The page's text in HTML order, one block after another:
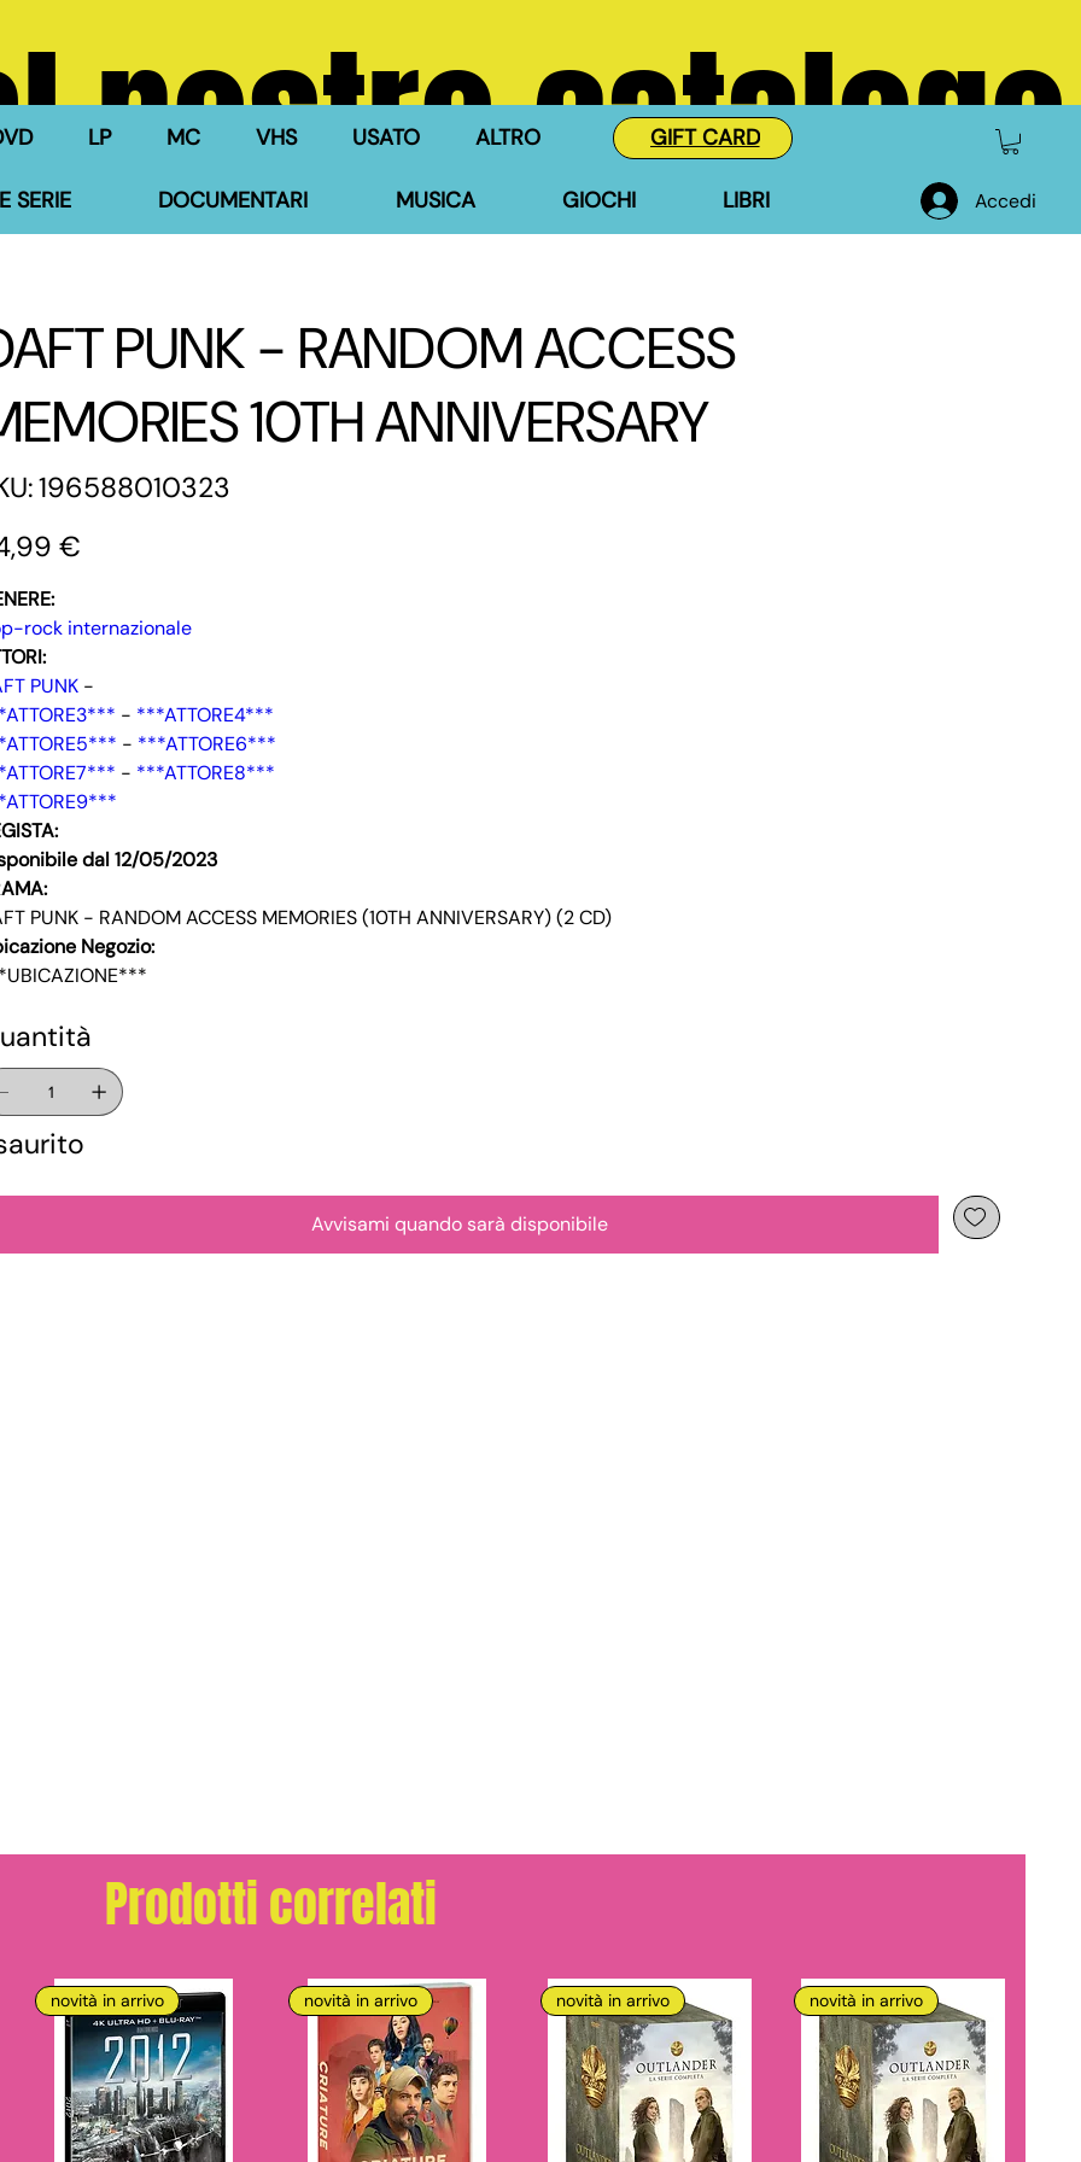
LP MC VHS USATO ALTRO
SERIE DOCUMENTARI MUSICA GIOCHI LIBRI
GIFT CARD
Accedi
nostro catalogo
PUNK - RANDOM ACCESS
10TH ANNIVERSARY
SKU
196588010323
196588010323
€
rock internazionale
PUNK -
- ***ATTORE4***
- ***ATTORE6***
- ***ATTORE8***
dal 12/05/2023
PUNK - RANDOM ACCESS MEMORIES (10TH ANNIVERSARY) (2 CD)
Negozio:
Avvisami quando sarà disponibile
Prodotti correlati
novità in arrivo novità in arrivo novità in arrivo novità in arrivo